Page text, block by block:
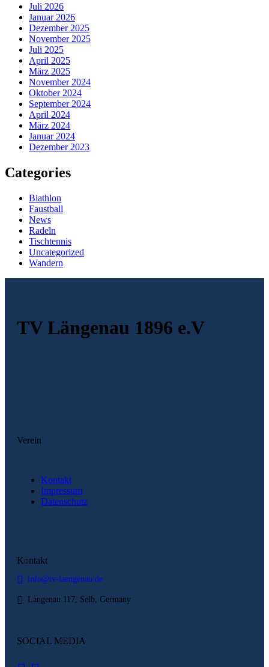
Juli 2026
Januar 2026
Dezember 2025
November 2025
Juli 2025
April 2025
März 2025
November 2024
Oktober 2024
September 2024
April 2024
März 2024
Januar 2024
Dezember 2023
Categories
Biathlon
Faustball
News
Radeln
Tischtennis
Uncategorized
Wandern
TV Längenau 1896 e.V
Verein
Kontakt
Impressum
Datenschutz
Kontakt
info@tv-laengenau.de
Längenau 117, Selb, Germany
SOCIAL MEDIA